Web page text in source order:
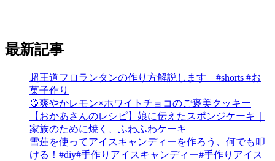
最新記事
超王道フロランタンの作り方解説します #shorts #お
菓子作り
🍋爽やかレモン×ホワイトチョコのご褒美クッキー
【おかあさんのレシピ】娘に伝えたスポンジケーキ｜
家族のために焼く、ふわふわケーキ
雪蓮を使ってアイスキャンディーを作ろう、何でも叩
ける！#diy#手作りアイスキャンディー#手作りアイス